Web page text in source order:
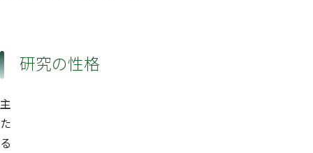
研究の性格
主
た
る